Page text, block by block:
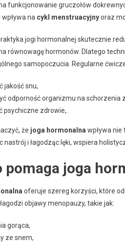
funkcjonowanie gruczołów
na cykl menstruacyjnyoraz
jogi hormonalnej skutecznie
równowagę hormonów. Dlatego
samopoczucia. Regularne
jakość snu,
odporność organizmu na
psychiczne zdrowie,.
że joga hormonalna wpływa
nastrój i łagodząc lęki, wspiera
pomaga joga
oferuje szereg korzyści, które
objawy menopauzy, takie jak:
gorąca,
ze snem,